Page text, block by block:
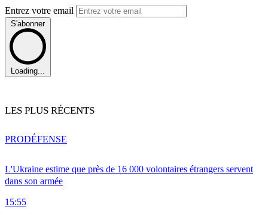
Entrez votre email
S'abonner
Loading...
LES PLUS RÉCENTS
L'Ukraine estime que près de 16 000 volontaires étrangers servent
dans son armée
15:55
PRODÉFENSE